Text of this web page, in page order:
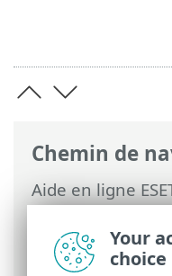
Chemin de
Aide en ligne
Authentication
Installer le
Paramètres de
Your
choice